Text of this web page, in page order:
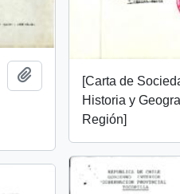
Añadir al portapapeles
[Carta de
Historia y
Región]